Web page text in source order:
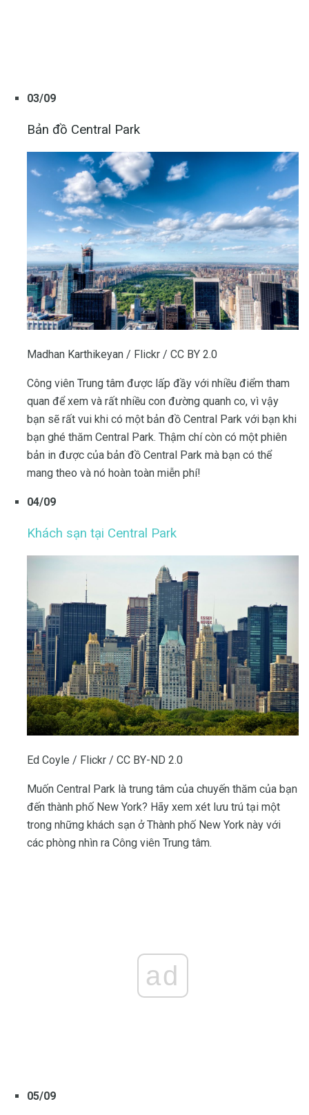
03/09
Bản đồ Central Park
Madhan Karthikeyan / Flickr / CC BY 2.0
Công viên Trung tâm được lấp đầy với nhiều điểm tham
quan để xem và rất nhiều con đường quanh co, vì vậy
bạn sẽ rất vui khi có một bản đồ Central Park với bạn khi
bạn ghé thăm Central Park. Thậm chí còn có một phiên
bản in được của bản đồ Central Park mà bạn có thể
mang theo và nó hoàn toàn miễn phí!
04/09
Khách sạn tại Central Park
Ed Coyle / Flickr / CC BY-ND 2.0
Muốn Central Park là trung tâm của chuyến thăm của bạn
đến thành phố New York? Hãy xem xét lưu trú tại một
trong những khách sạn ở Thành phố New York này với
các phòng nhìn ra Công viên Trung tâm.
ad
05/09